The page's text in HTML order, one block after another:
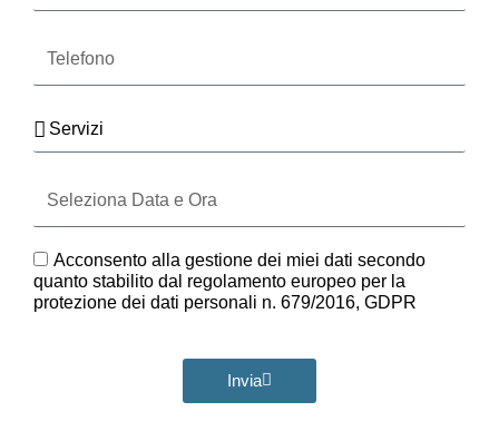
Servizi
Data
e
GDPR
Acconsento alla gestione dei miei dati secondo
quanto stabilito dal regolamento europeo per la
protezione dei dati personali n. 679/2016, GDPR
Invia